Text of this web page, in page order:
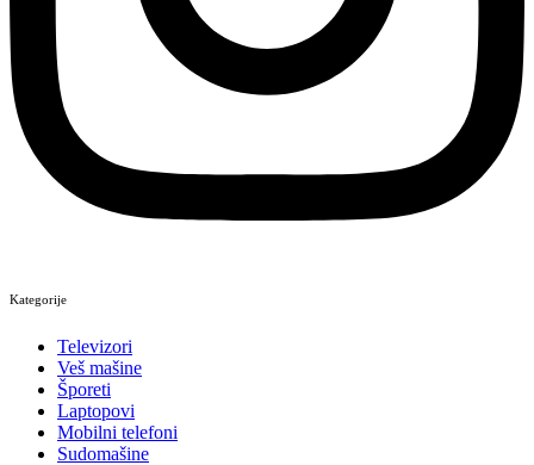
Kategorije
Televizori
Veš mašine
Šporeti
Laptopovi
Mobilni telefoni
Sudomašine